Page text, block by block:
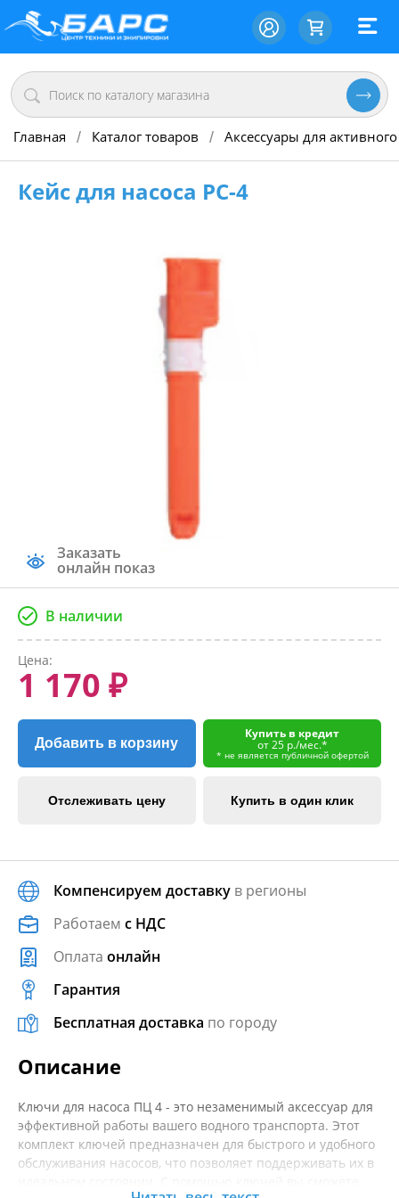
Главная / Каталог товаров / Аксессуары для
Кейс для насоса PC-4
Заказать
онлайн показ
В наличии
Цена:
1 170 ₽
Добавить в корзину
Купить в кредит
от 25 р./мес.*
* не является публичной офертой
Отслеживать цену Купить в один клик
Компенсируем доставку в регионы
Работаем с НДС
Оплата онлайн
Гарантия
Бесплатная доставка по городу
Описание
Ключи для насоса ПЦ 4 - это незаменимый аксессуар для
эффективной работы вашего водного транспорта. Этот
комплект ключей предназначен для быстрого и удобного
обслуживания насосов, что позволяет поддерживать их в